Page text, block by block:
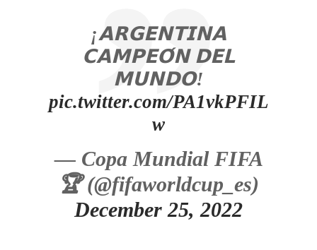
¡𝗔𝗥𝗚𝗘𝗡𝗧𝗜𝗡𝗔
𝗖𝗔𝗠𝗣𝗘𝗢́𝗡 𝗗𝗘𝗟
𝗠𝗨𝗡𝗗𝗢!
pic.twitter.com/PA1vkPFIL
w
— Copa Mundial FIFA
🏆 (@fifaworldcup_es)
December 25, 2022